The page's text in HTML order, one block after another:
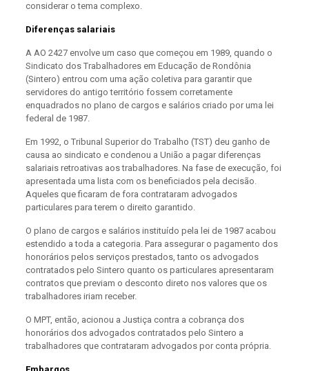
considerar o tema complexo.
Diferenças salariais
A AO 2427 envolve um caso que começou em 1989, quando o
Sindicato dos Trabalhadores em Educação de Rondônia
(Sintero) entrou com uma ação coletiva para garantir que
servidores do antigo território fossem corretamente
enquadrados no plano de cargos e salários criado por uma lei
federal de 1987.
Em 1992, o Tribunal Superior do Trabalho (TST) deu ganho de
causa ao sindicato e condenou a União a pagar diferenças
salariais retroativas aos trabalhadores. Na fase de execução, foi
apresentada uma lista com os beneficiados pela decisão.
Aqueles que ficaram de fora contrataram advogados
particulares para terem o direito garantido.
O plano de cargos e salários instituído pela lei de 1987 acabou
estendido a toda a categoria. Para assegurar o pagamento dos
honorários pelos serviços prestados, tanto os advogados
contratados pelo Sintero quanto os particulares apresentaram
contratos que previam o desconto direto nos valores que os
trabalhadores iriam receber.
O MPT, então, acionou a Justiça contra a cobrança dos
honorários dos advogados contratados pelo Sintero a
trabalhadores que contrataram advogados por conta própria.